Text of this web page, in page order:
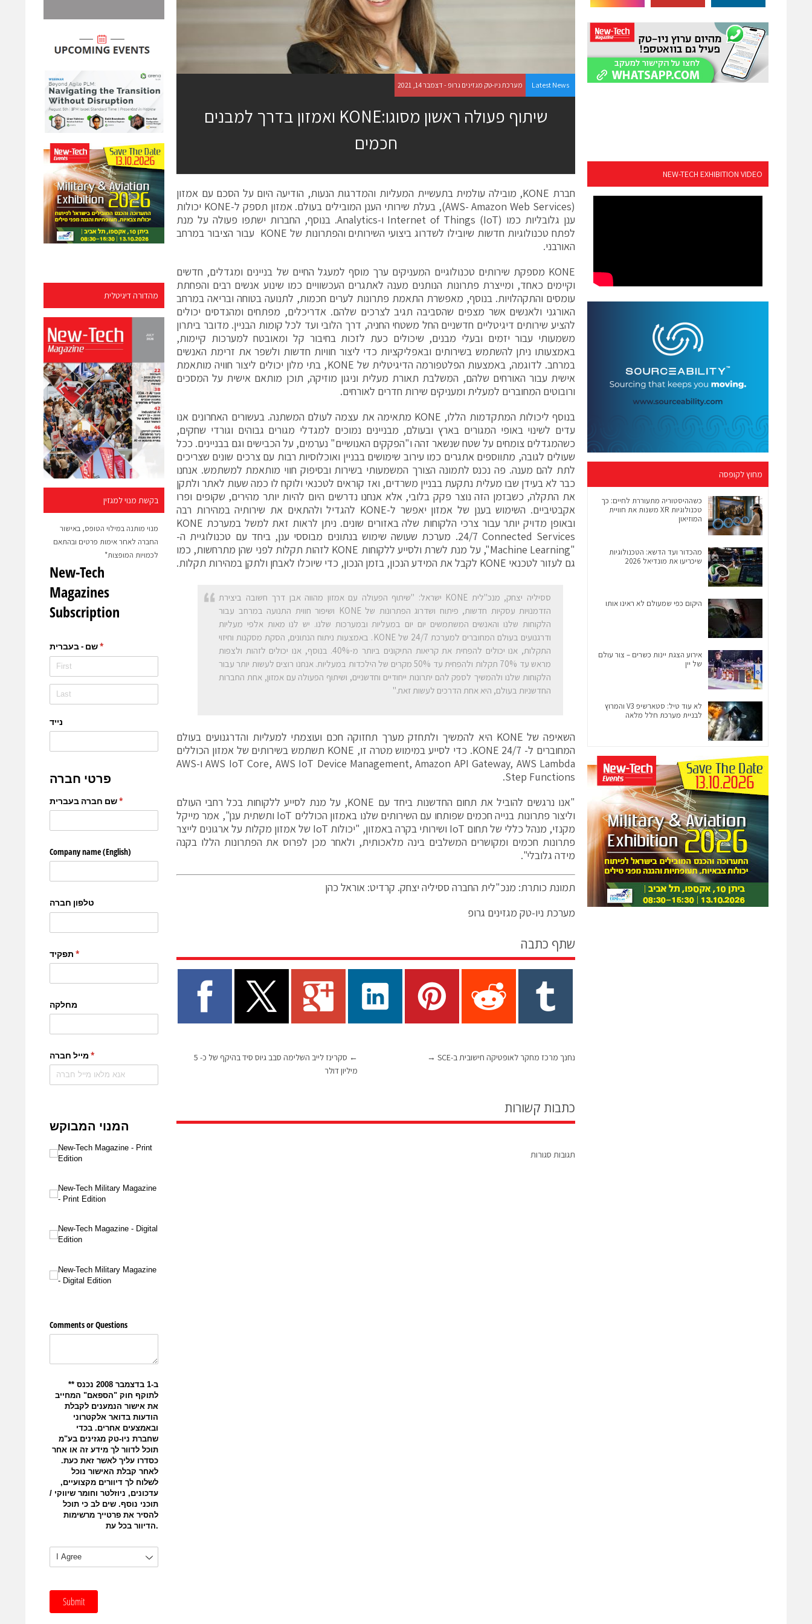
מהדורה דיגיטלית
בקשת מנוי למגזין
מנוי מותנה במילוי הטופס, באישור
החברה לאחר אימות פרטים ובהתאם
לכמויות המופצות*
Latest News מערכת ניו-טק מגזינים גרופ - דצמבר 14, 2021
שיתוף פעולה ראשון מסוגו:KONE ואמזון בדרך למבנים
חכמים
חברת KONE, מובילה עולמית בתעשיית המעליות והמדרגות הנעות, הודיעה היום על הסכם עם אמזון
(AWS- Amazon Web Services), בעלת שירותי הענן המובילים בעולם. אמזון תספק ל-KONE יכולות
ענן גלובליות כמו Internet of Things (IoT) ו-Analytics. בנוסף, החברות ישתפו פעולה על מנת
לפתח טכנולוגיות חדשות שיובילו לשדרוג ביצועי השירותים והפתרונות של KONE עבור הציבור במרחב
האורבני.
KONE מספקת שירותים טכנולוגיים המעניקים ערך מוסף למעגל החיים של בניינים ומגדלים, חדשים
וקיימים כאחד, ומייצרת פתרונות הנותנים מענה לאתגרים העכשוויים כמו שינוע אנשים רבים והפחתת
עומסים והתקהלויות. בנוסף, מאפשרת התאמת פתרונות לערים חכמות, לתנועה בטוחה ובריאה במרחב
האורגני ולאנשים אשר מצפים שהסביבה תגיב לצרכים שלהם. אדריכלים, מפתחים ומהנדסים יכולים
להציע שירותים דיגיטליים חדשניים החל משטחי החניה, דרך הלובי ועד לכל קומות הבניין. מדובר ביתרון
משמעותי עבור יזמים ובעלי מבנים, שיכולים כעת לזכות בחיבור קל ומאובטח למערכות קיימות,
באמצעותו ניתן להשתמש בשירותים ובאפליקציות כדי ליצור חוויות חדשות ולשפר את זרימת האנשים
במרחב. לדוגמה, באמצעות הפלטפורמה הדיגיטלית של KONE, בתי מלון יכולים ליצור חוויה מותאמת
אישית עבור האורחים שלהם, המשלבת תאורת מעלית וניגון מוזיקה, תוכן מותאם אישית על המסכים
ורובוטים המחוברים למעלית ומעניקים שירות חדרים לאורחים.
בנוסף ליכולות המתקדמות הללו, KONE מתאימה את עצמה לעולם המשתנה. בעשורים האחרונים אנו
עדים לשינוי באופי המגורים בארץ ובעולם, מבניינים נמוכים למגדלי מגורים גבוהים וגורדי שחקים,
כשהמגדלים צומחים על שטח שנשאר זהה ו"הפקקים האנושיים" נערמים, על הכבישים וגם בבניינים. ככל
שעולים לגובה, מתווספים אתגרים כמו עירוב שימושים בבניין ואוכלוסיות רבות עם צרכים שונים שצריכים
לתת להם מענה. פה נכנס לתמונה הצורך המשמעותי בשירות ובסיפוק חווי מותאמת למשתמש. אנחנו
כבר לא בעידן שבו מעלית נתקעת בבניין משרדים, ואז קוראים לטכנאי ולוקח לו כמה שעות לאתר ולתקן
את התקלה, כשבזמן הזה נוצר פקק בלובי, אלא אנחנו נדרשים היום להיות יותר מהירים, שקופים ופרו
אקבטיביים. השימוש בענן של אמזון יאפשר ל-KONE להגדיל ולהתאים את שירותיה במהירות רבה
ובאופן מדויק יותר עבור צרכי הלקוחות שלה באזורים שונים. ניתן לראות זאת למשל במערכת KONE
24/7 Connected Services. מערכת שעושה שימוש בנתונים מבוססי ענן, ביחד עם טכנולוגיית ה-
"Machine Learning", על מנת לשרת ולסייע ללקוחות KONE לזהות תקלות לפני שהן מתרחשות, כמו
גם לעזור לטכנאי KONE לקבל את המידע הנכון, בזמן הנכון, כדי שיוכלו לאבחן ולתקן במהירות תקלות.
ססיליה יצחק, מנכ"לית KONE ישראל: "שיתוף הפעולה עם אמזון מהווה אבן דרך חשובה ביצירת
הזדמנויות עסקיות חדשות, פיתוח ושדרוג הפתרונות של KONE ושיפור חווית התנועה במרחב עבור
הלקוחות שלנו והאנשים המשתמשים יום יום במעליות ובמערכות שלנו. יש לנו מאות אלפי מעליות
ודרגנועים בעולם המחוברים למערכת 24/7 של KONE. באמצעות ניתוח הנתונים, הסקת מסקנות וחיזוי
התקלות, אנו יכולים להפחית את קריאות התיקונים ביותר מ-40%. בנוסף, אנו יכולים לזהות ולצפות
מראש עד 70% תקלות ולהפחית עד 50% מקרים של הילכדות במעליות. אנחנו רוצים לעשות יותר עבור
הלקוחות שלנו ולהמשיך לספק להם יתרונות ייחודיים וחדשניים, ושיתוף הפעולה עם אמזון, אחת החברות
החדשניות בעולם, היא אחת הדרכים לעשות זאת."
השאיפה של KONE היא להמשיך ולתחזק מערך תחזוקה חכם ועוצמתי למעליות והדרגנועים בעולם
המחוברים ל- KONE 24/7. כדי לסייע במימוש מטרה זו, KONE תשתמש בשירותים של אמזון הכוללים
AWS IoT Core, AWS IoT Device Management, Amazon API Gateway, AWS Lambda ו-AWS
Step Functions.
"אנו נרגשים להוביל את תחום החדשנות ביחד עם KONE, על מנת לסייע ללקוחות בכל רחבי העולם
וליצור פתרונות בנייה חכמים שפותחו עם השירותים שלנו באמזון הכוללים IoT ותשתית ענן", אמר מייקל
מקנזי, מנהל כללי של תחום IoT ושירותי בקרה באמזון, "יכולות IoT של אמזון מקלות על ארגונים לייצר
פתרונות חכמים ומקושרים המשלבים בינה מלאכותית, ולאחר מכן לפרוס את הפתרונות הללו בקנה
מידה גלובלי".
תמונת כותרת: מנכ"לית החברה ססיליה יצחק. קרדיט: אוראל כהן
מערכת ניו-טק מגזינים גרופ
שתף כתבה
←
סקרינז לייב השלימה סבב גיוס סיד בהיקף של כ- 5
מיליון דולר
נחנך מרכז מחקר לאופטיקה חישובית ב-SCE →
כתבות קשורות
תגובות סגורות
NEW-TECH EXHIBITION VIDEO
מחוץ לקופסה
כשההיסטוריה מתעוררת לחיים: כך
טכנולוגיות XR משנות את חוויית
המוזיאון
מהכדור ועד הדשא: הטכנולוגיות
שיכריעו את מונדיאל 2026
היקום כפי שמעולם לא ראינו אותו
אירוע הצגת יינות כשרים – צור עולם
של יין
לא עוד טיל: סטארשיפ V3 והמרוץ
לבניית מערכת חלל מלאה